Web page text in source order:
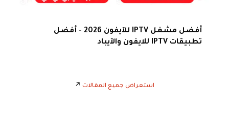
أفضل مشغل IPTV للآيفون 2026 – أفضل
تطبيقات IPTV للايفون والآيباد
استعراض جميع المقالات ↗️